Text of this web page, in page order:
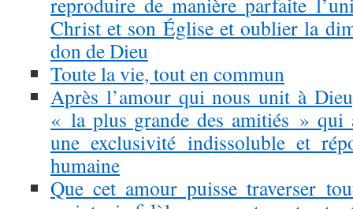
Christ et son Église et oublier la
don de Dieu
Toute la vie, tout en commun
Après l’amour qui nous unit à
« la plus grande des amitiés » qui
une exclusivité indissoluble et
humaine
Que cet amour puisse traverser